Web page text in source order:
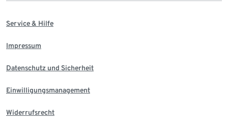
Service & Hilfe
Impressum
Datenschutz und Sicherheit
Einwilligungsmanagement
Widerrufsrecht